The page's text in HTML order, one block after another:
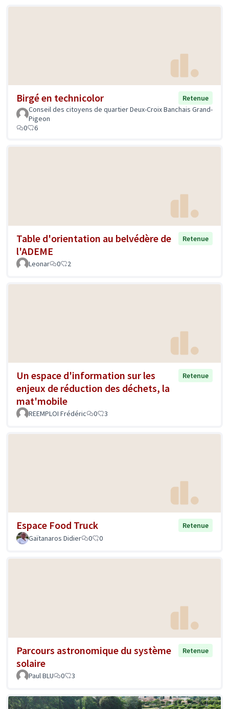
Birgé en technicolor
Retenue
Conseil des citoyens de quartier Deux-Croix Banchais Grand-
Pigeon
0
6
Table d'orientation au belvédère de
l'ADEME
Retenue
Leonar 0 2
Un espace d'information sur les
enjeux de réduction des déchets, la
mat'mobile
Retenue
REEMPLOI Frédéric 0 3
Espace Food Truck
Retenue
Gaïtanaros Didier
0 0
Parcours astronomique du système
solaire
Retenue
Paul BLU 0 3